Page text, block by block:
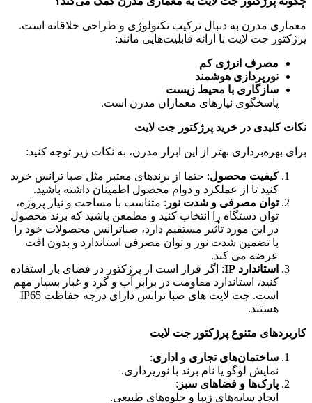
معماری مدرن به دنبال ترکیب تکنولوژی و طراحی خلاقانه است.
پرژکتور جت لایت با ارائه قابلیت‌هایی مانند:
مصرف انرژی کم
نورپردازی هوشمند
سازگاری با محیط زیست
پاسخگوی نیازهای معماران مدرن است.
نکات کلیدی در خرید پرژکتور جت لایت
برای بهره‌برداری بهتر از این ابزار مدرن، به نکات زیر توجه کنید:
کیفیت محصول: حتما از برندهای معتبر مثل صبا ترانس خرید
کنید تا از عملکرد و دوام محصول اطمینان داشته باشید.
توان مصرفی و شدت نور : متناسب با مساحت و نیاز پروژه،
توان دستگاه را انتخاب کنید و مطمعن باشید که برند محصول
در این مورد تأثیر مستقیم دارد، صباترانس محصولات خود را
با تضمین شدت نور و توان مصرفی استاندارد و بدون افت
عرضه می کند.
استاندارد
: اگر قرار است از پرژکتور در فضای باز استفاده
کنید، استاندارد مقاومت در برابر آب و گرد و غبار بسیار مهم
است. جت لایت های صبا ترانس دارای درجه حفاظت IP65
هستند.
کاربردهای متنوع پرژکتور جت لایت
ساختمان‌های تجاری و اداری:
نمایش لوگو یا نام برند با نورپردازی.
پارک‌ها و فضاهای سبز :
ایجاد سایه‌های زیبا و جلوه‌های طبیعی.